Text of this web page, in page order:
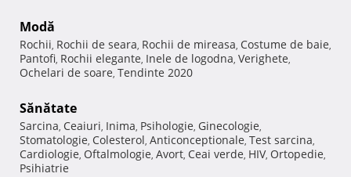
Modă
Rochii, Rochii de seara, Rochii de mireasa, Costume de baie,
Pantofi, Rochii elegante, Inele de logodna, Verighete,
Ochelari de soare, Tendinte 2020
Sănătate
Sarcina, Ceaiuri, Inima, Psihologie, Ginecologie,
Stomatologie, Colesterol, Anticonceptionale, Test sarcina,
Cardiologie, Oftalmologie, Avort, Ceai verde, HIV, Ortopedie,
Psihiatrie